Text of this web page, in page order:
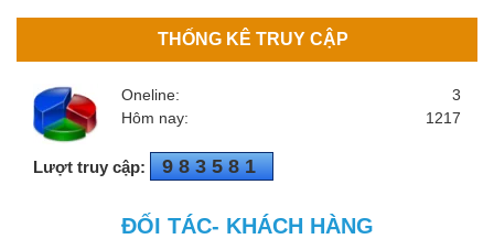
THỐNG KÊ TRUY CẬP
Oneline:
3
Hôm nay:
1217
Lượt truy cập: 983581
ĐỐI TÁC- KHÁCH HÀNG